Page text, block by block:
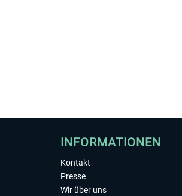
INFORMATIONEN
Kontakt
Presse
Wir über uns